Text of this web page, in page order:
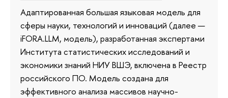
Адаптированная большая языковая модель для
сферы науки, технологий и инноваций (далее —
iFORA.LLM, модель), разработанная экспертами
Института статистических исследований и
экономики знаний НИУ ВШЭ, включена в Реестр
российского ПО. Модель создана для
эффективного анализа массивов научно-